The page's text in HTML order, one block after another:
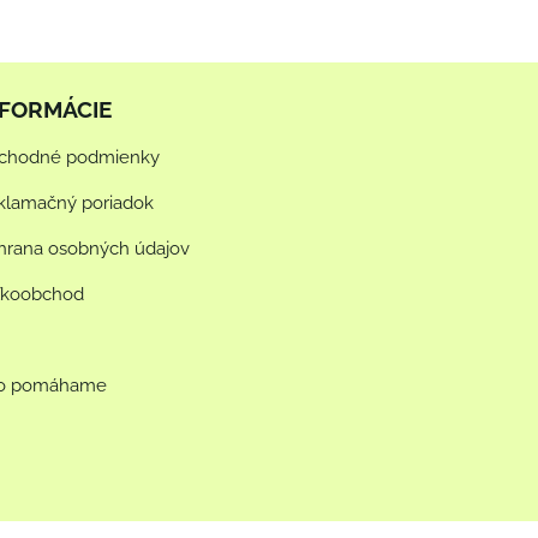
podmienky
poriadok
osobných údajov
pomáhame